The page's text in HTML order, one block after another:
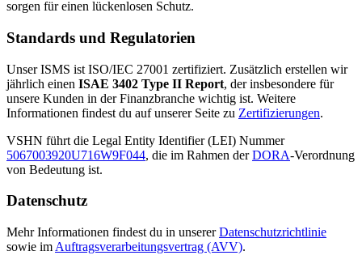
sorgen für einen lückenlosen Schutz.
Standards und Regulatorien
Unser ISMS ist ISO/IEC 27001 zertifiziert. Zusätzlich erstellen wir
jährlich einen ISAE 3402 Type II Report, der insbesondere für
unsere Kunden in der Finanzbranche wichtig ist. Weitere
Informationen findest du auf unserer Seite zu Zertifizierungen.
VSHN führt die Legal Entity Identifier (LEI) Nummer
5067003920U716W9F044, die im Rahmen derDORA-Verordnung
von Bedeutung ist.
Datenschutz
Mehr Informationen findest du in unsererDatenschutzrichtlinie
sowie im Auftragsverarbeitungsvertrag (AVV).